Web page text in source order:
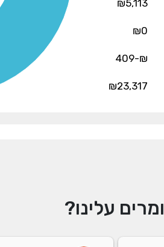
₪5,113
₪0
₪-409
₪23,317
עלינו?